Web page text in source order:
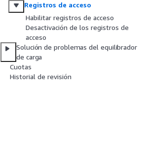
Registros de acceso
Habilitar registros de acceso
Desactivación de los registros de
acceso
Solución de problemas del equilibrador
de carga
Cuotas
Historial de revisión